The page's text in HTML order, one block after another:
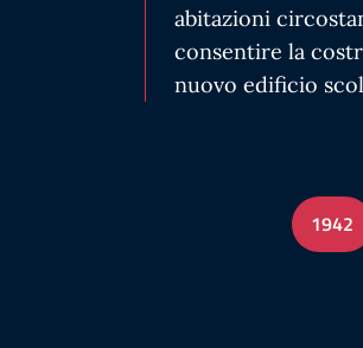
abitazioni
consentire la
nuovo edificio
1942